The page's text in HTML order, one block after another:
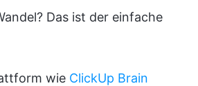
Das ist der einfache
wie ClickUp Brain